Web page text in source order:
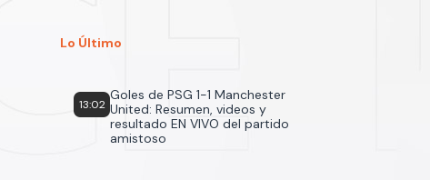
Lo Último
13:02
Goles de PSG 1-1 Manchester
United: Resumen, videos y
resultado EN VIVO del partido
amistoso